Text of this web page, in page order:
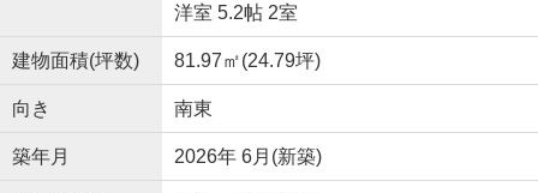
洋室 5.2帖 2室
建物面積(坪数) 81.97㎡(24.79坪)
向き 南東
築年月 2026年 6月(新築)